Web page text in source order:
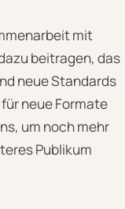
mit
beitragen, das
neue Standards
neue Formate
um noch mehr
Publikum